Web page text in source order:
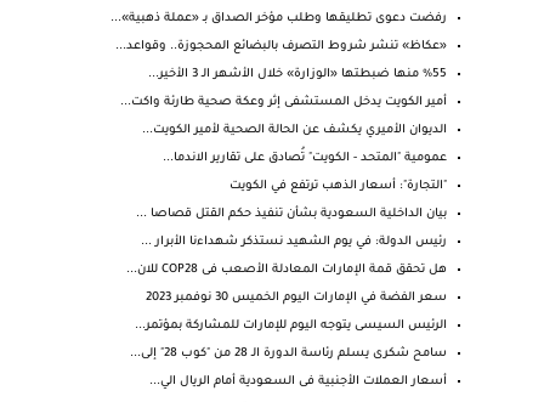
رفضت دعوى تطليقها وطلب مؤخر الصداق بـ «عملة ذهبية»...
«عكاظ» تنشر شروط التصرف بالبضائع المحجوزة.. وقواعد...
%55 منها ضبطتها «الوزارة» خلال الأشهر الـ 3 الأخير...
أمير الكويت يدخل المستشفى إثر وعكة صحية طارئة واكت...
الديوان الأميري يكشف عن الحالة الصحية لأمير الكويت...
عمومية "المتحد - الكويت" تُصادق على تقارير الاندما...
"التجارة": أسعار الذهب ترتفع في الكويت
بيان الداخلية السعودية بشأن تنفيذ حكم القتل قصاصا ...
رئيس الدولة: في يوم الشهيد نستذكر شهداءنا الأبرار ...
هل تحقق قمة الإمارات المعادلة الأصعب فى COP28 للان...
سعر الفضة في الإمارات اليوم الخميس 30 نوفمبر 2023
الرئيس السيسى يتوجه اليوم للإمارات للمشاركة بمؤتمر...
سامح شكرى يسلم رئاسة الدورة الـ 28 من "كوب 28" إلى...
أسعار العملات الأجنبية فى السعودية أمام الريال الي...